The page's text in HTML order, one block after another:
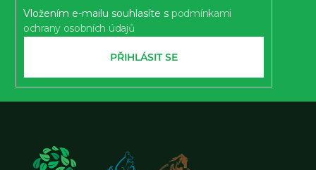
Vložením e-mailu souhlasíte s podmínkami
ochrany osobních údajů
PŘIHLÁSIT SE